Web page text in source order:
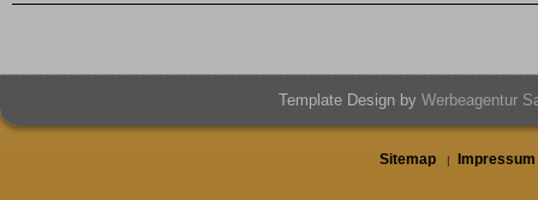
Template Design by Werbeagentur
Sitemap| Impressum